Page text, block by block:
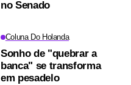
no Senado
Coluna Do Holanda
Sonho de "quebrar a
banca" se transforma
em pesadelo